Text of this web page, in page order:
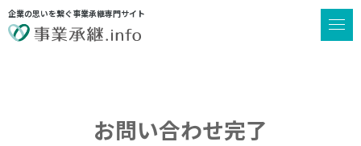
企業の思いを繋ぐ事業承継専門サイト
お問い合わせ完了